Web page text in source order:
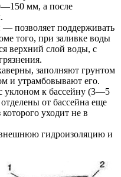
мм, а после
позволяет поддерживать
того, при заливке воды
верхний слой воды, с
заполняют грунтом
и утрамбовывают его.
уклоном к бассейну (3—5
от бассейна еще
уходит не в
внешнюю гидроизоляцию и